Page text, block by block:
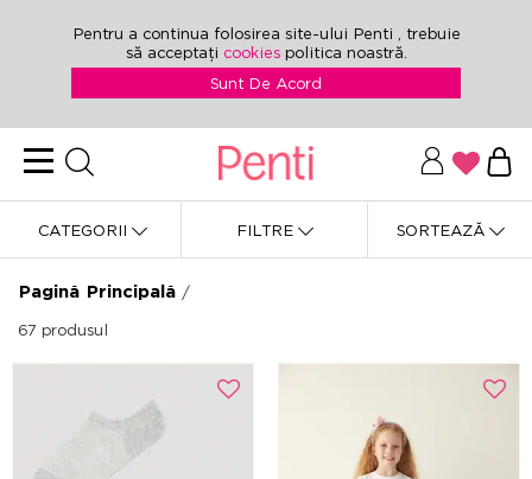
Pentru a continua folosirea site-ului Penti , trebuie
să acceptați cookies politica noastră.
Sunt De Acord
CATEGORII FILTRE SORTEAZĂ
Pagină Principală /
67 produsul